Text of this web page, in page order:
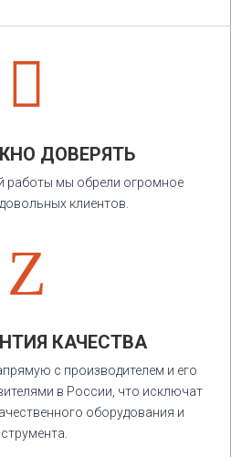

ДОВЕРЯТЬ
работы мы обрели огромное
клиентов.
Z
КАЧЕСТВА
с производителем и его
в России, что исключат
оборудования и